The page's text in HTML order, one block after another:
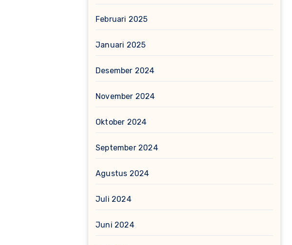
Februari 2025
Januari 2025
Desember 2024
November 2024
Oktober 2024
September 2024
Agustus 2024
Juli 2024
Juni 2024